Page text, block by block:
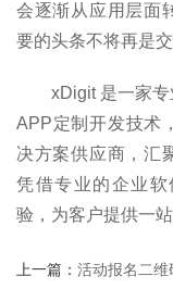
会逐渐从应用层面
要的头条不将再是交
xDigit 是一家
APP定制开发技术
决方案供应商，汇
凭借专业的企业
验，为客户提供一
上一篇： 活动报名二维